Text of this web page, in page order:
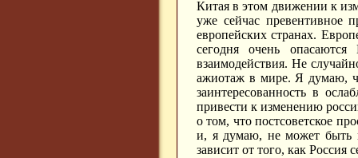
Китая в этом движении к
уже сейчас превентивное
европейских странах.
сегодня очень
взаимодействия. Не
ажиотаж в мире. Я думаю,
заинтересованность в
привести к изменению
о том, что постсоветское
и, я думаю, не может быть
зависит от того, как Россия